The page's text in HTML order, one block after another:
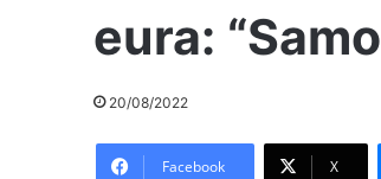
eura:
20/08/2022
Facebook X